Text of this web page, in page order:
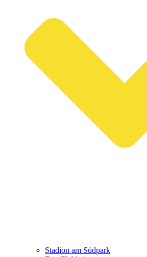
Stadion am Südpark